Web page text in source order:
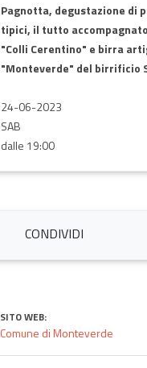
Pagnotta, degustazione di
tipici, il tutto
"Colli Cerentino" e birra
"Monteverde" del birrificio
24-06-2023
SAB
dalle 19:00
CONDIVIDI
SITO WEB:
Comune di Monteverde